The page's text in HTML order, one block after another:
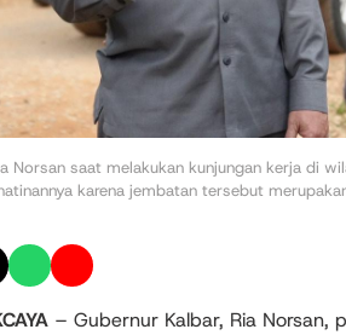
Norsan saat melakukan kunjungan kerja di
karena jembatan tersebut
– Gubernur Kalbar, Ria Norsan,